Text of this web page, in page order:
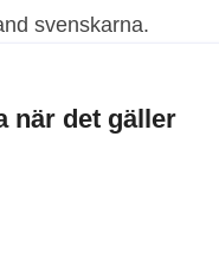
svenskarna.
när det gäller